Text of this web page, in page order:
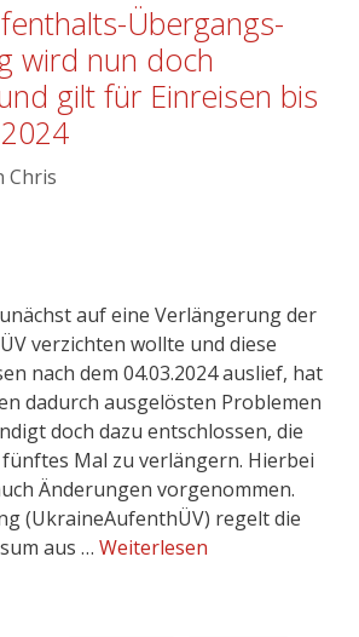
Übergangs-
wird nun doch
gilt für Einreisen bis
Chris
auf eine Verlängerung der
verzichten wollte und diese
nach dem 04.03.2024 auslief, hat
dadurch ausgelösten Problemen
doch dazu entschlossen, die
Mal zu verlängern. Hierbei
Änderungen vorgenommen.
(UkraineAufenthÜV) regelt die
aus … Weiterlesen